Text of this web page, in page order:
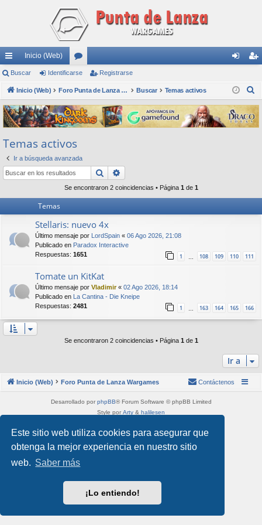
Este sitio web utiliza cookies para asegurar que
obtenga la mejor experiencia en nuestro sitio
web. Saber más
¡Lo entiendo!
nl
ac
es
rá
pi
do
s
Inicio (Web)
or
os nti
fic
ar
ist
ra
rs
Buscar Identificarse Registrarse
Inicio (Web) Foro Punta de Lanza Wargames Buscar Temas activos
s
c
Temas activos
Ir a búsqueda avanzada
Buscar
Se encontraron 2 coincidencias • Página 1 de 1
Temas
Stellaris: nuevo 4x
Último mensaje por LordSpain « 06 Ago 2026, 21:08
Publicado en Paradox Interactive
Respuestas: 1651 1 108 109 110 111
Tomate un KitKat
Último mensaje por Vladimir« 02 Ago 2026, 18:14
Publicado en La Cantina - Die Kneipe
Respuestas: 2481 1 163 164 165 166
Se encontraron 2 coincidencias • Página 1 de 1
Ir a
Inicio (Web) Foro Punta de Lanza Wargames Contáctenos
Desarrollado por phpBB® Forum Software © phpBB Limited
Style por Arty & halilesen
Privacidad| Condiciones